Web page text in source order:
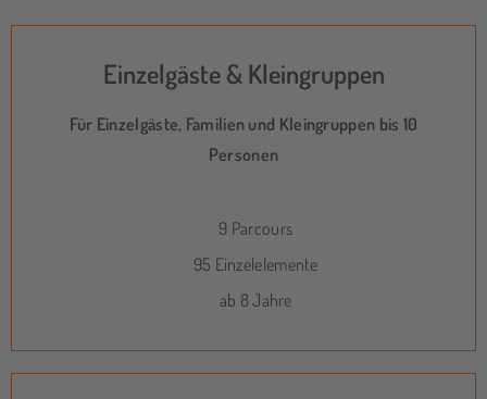
Einzelgäste & Kleingruppen
Für Einzelgäste, Familien und Kleingruppen bis 10
Personen
9 Parcours
95 Einzelelemente
ab 8 Jahre